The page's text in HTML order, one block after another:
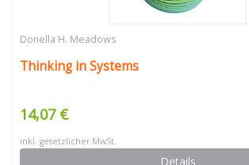
Donella H. Meadows
Thinking in Systems
14,07 €
inkl. gesetzlicher MwSt.
Details